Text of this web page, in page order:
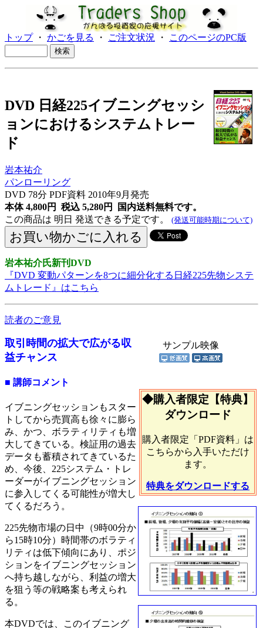
トップ・ かごを見る ・ ご注文状況 ・ このページのPC版
DVD 日経225イブニングセッシ
ョンにおけるシステムトレー
ド
岩本祐介
パンローリング
DVD 78分 PDF資料 2010年9月発売
本体 4,800円 税込 5,280円
国内送料無料です。
この商品は 明日 発送できる予定です。 (発送可能時期について)
岩本祐介氏新刊DVD
『DVD 変動パターンを8つに細分化する日経225先物システ
ムトレード』はこちら
読者のご意見
サンプル映像
◆購入者限定【特典】
ダウンロード
購入者限定「PDF資料」は
こちらから入手いただけ
ます。
特典をダウンロードする
取引時間の拡大で広がる収
益チャンス
■ 講師コメント
イブニングセッションもスター
トしてから売買高も徐々に膨ら
み、かつ、ボラティリティも増
大してきている。検証用の過去
データも蓄積されてきているた
め、今後、225システム・トレ
ーダーがイブニングセッション
に参入してくる可能性が増大し
てくるだろう。
225先物市場の日中（9時00分か
ら15時10分）時間帯のボラティ
リティは低下傾向にあり、ポジ
ションをイブニングセッション
へ持ち越しながら、利益の増大
を狙う等の戦略案も考えられ
る。
本DVDでは、このイブニング